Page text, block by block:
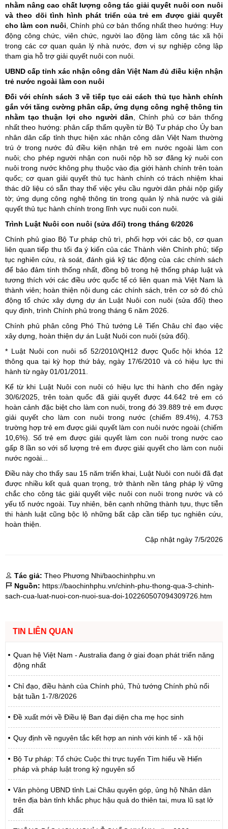
nhằm nâng cao chất lượng công tác giải quyết nuôi con nuôi
và theo dõi tình hình phát triển của trẻ em được giải quyết
cho làm con nuôi, Chính phủ cơ bản thống nhất theo hướng: Huy
động công chức, viên chức, người lao động làm công tác xã hội
trong các cơ quan quản lý nhà nước, đơn vị sự nghiệp công lập
tham gia hỗ trợ giải quyết nuôi con nuôi.
UBND cấp tỉnh xác nhận công dân Việt Nam đủ điều kiện nhận
trẻ nước ngoài làm con nuôi
Đối với chính sách 3 về tiếp tục cải cách thủ tục hành chính
gắn với tăng cường phân cấp, ứng dụng công nghệ thông tin
nhằm tạo thuận lợi cho người dân, Chính phủ cơ bản thống
nhất theo hướng: phân cấp thẩm quyền từ Bộ Tư pháp cho Ủy ban
nhân dân cấp tỉnh thực hiện xác nhận công dân Việt Nam thường
trú ở trong nước đủ điều kiện nhận trẻ em nước ngoài làm con
nuôi; cho phép người nhận con nuôi nộp hồ sơ đăng ký nuôi con
nuôi trong nước không phụ thuộc vào địa giới hành chính trên toàn
quốc; cơ quan giải quyết thủ tục hành chính có trách nhiệm khai
thác dữ liệu có sẵn thay thế việc yêu cầu người dân phải nộp giấy
tờ; ứng dụng công nghệ thông tin trong quản lý nhà nước và giải
quyết thủ tục hành chính trong lĩnh vực nuôi con nuôi.
Trình Luật Nuôi con nuôi (sửa đổi) trong tháng 6/2026
Chính phủ giao Bộ Tư pháp chủ trì, phối hợp với các bộ, cơ quan
liên quan tiếp thu tối đa ý kiến của các Thành viên Chính phủ; tiếp
tục nghiên cứu, rà soát, đánh giá kỹ tác động của các chính sách
để bảo đảm tính thống nhất, đồng bộ trong hệ thống pháp luật và
tương thích với các điều ước quốc tế có liên quan mà Việt Nam là
thành viên; hoàn thiện nội dung các chính sách, trên cơ sở đó chủ
động tổ chức xây dựng dự án Luật Nuôi con nuôi (sửa đổi) theo
quy định, trình Chính phủ trong tháng 6 năm 2026.
Chính phủ phân công Phó Thủ tướng Lê Tiến Châu chỉ đạo việc
xây dựng, hoàn thiện dự án Luật Nuôi con nuôi (sửa đổi).
* Luật Nuôi con nuôi số 52/2010/QH12 được Quốc hội khóa 12
thông qua tại kỳ họp thứ bảy, ngày 17/6/2010 và có hiệu lực thi
hành từ ngày 01/01/2011.
Kể từ khi Luật Nuôi con nuôi có hiệu lực thi hành cho đến ngày
30/6/2025, trên toàn quốc đã giải quyết được 44.642 trẻ em có
hoàn cảnh đặc biệt cho làm con nuôi, trong đó 39.889 trẻ em được
giải quyết cho làm con nuôi trong nước (chiếm 89.4%), 4.753
trường hợp trẻ em được giải quyết làm con nuôi nước ngoài (chiếm
10,6%). Số trẻ em được giải quyết làm con nuôi trong nước cao
gấp 8 lần so với số lượng trẻ em được giải quyết cho làm con nuôi
nước ngoài...
Điều này cho thấy sau 15 năm triển khai, Luật Nuôi con nuôi đã đạt
được nhiều kết quả quan trọng, trở thành nền tảng pháp lý vững
chắc cho công tác giải quyết việc nuôi con nuôi trong nước và có
yếu tố nước ngoài. Tuy nhiên, bên cạnh những thành tựu, thực tiễn
thi hành luật cũng bộc lộ những bất cập cần tiếp tục nghiên cứu,
hoàn thiện.
Cập nhật ngày 7/5/2026
Tác giả: Theo Phương Nhi/baochinhphu.vn
Nguồn: https://baochinhphu.vn/chinh-phu-thong-qua-3-chinh-
sach-cua-luat-nuoi-con-nuoi-sua-doi-102260507094309726.htm
TIN LIÊN QUAN
Quan hệ Việt Nam - Australia đang ở giai đoạn phát triển năng
động nhất
Chỉ đạo, điều hành của Chính phủ, Thủ tướng Chính phủ nổi
bật tuần 1-7/8/2026
Đề xuất mới về Điều lệ Ban đại diện cha mẹ học sinh
Quy định về nguyên tắc kết hợp an ninh với kinh tế - xã hội
Bộ Tư pháp: Tổ chức Cuộc thi trực tuyến Tìm hiểu về Hiến
pháp và pháp luật trong kỷ nguyên số
Văn phòng UBND tỉnh Lai Châu quyên góp, ủng hộ Nhân dân
trên địa bàn tỉnh khắc phục hậu quả do thiên tai, mưa lũ sạt lở
đất